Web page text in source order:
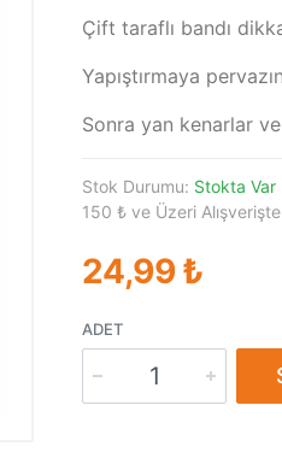
Çift taraflı bandı
Yapıştırmaya
Sonra yan kenarlar
Stok Durumu: Stokta Var
150 ₺ ve Üzeri
24,99 ₺
ADET